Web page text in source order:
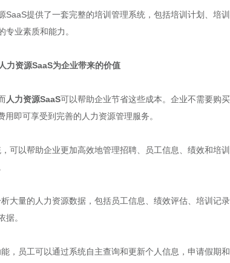
提供了一套完整的培训管理系统，包括培训计划、培
业素质和能力。
人力资源SaaS为企业带来的价值
人力资源SaaS可以帮助企业节省这些成本。企业不需要购
即可享受到完善的人力资源管理服务。
可以帮助企业更加高效地管理招聘、员工信息、绩效和培
大量的人力资源数据，包括员工信息、绩效评估、培训记
。
，员工可以通过系统自主查询和更新个人信息，申请假期